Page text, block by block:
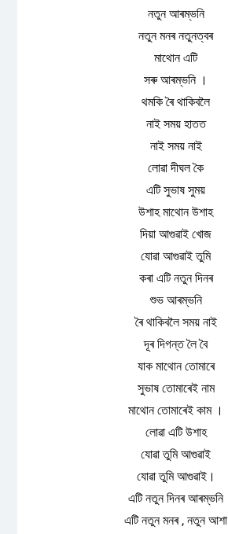
নতুন আৰম্ভনি
‌‌নতুন মনৰ নতুনত্বৰ
মাথোন এটি
সৰু আৰম্ভনি ।
থমকি ৰৈ থাকিবলৈ
নাই সময় হাতত
নাই সময় নাই
লোৱা দীঘল কৈ
এটি সুভাষ সুময়
উশাহ মাথোন উশাহ
দিয়া আগুৱাই খোজ
যোৱা আগুৱাই তুমি
কৰা এটি নতুন দিনৰ
শুভ আৰম্ভনি
ৰৈ থাকিবলৈ সময় নাই
দূৰ দিগন্ত লৈ বৈ
যাক মাথোন তোমাৰে
সুভাষ তোমাৰেই নাম
‌‌মাথোন তোমাৰেই কাম ।
লোৱা এটি উশাহ
যোৱা তুমি আগুৱাই
যোৱা তুমি আগুৱাই।
এটি নতুন দিনৰ আৰম্ভনি
এটি নতুন মনৰ , নতুন আশা